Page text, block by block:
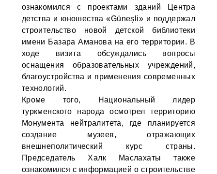
ознакомился с проектами зданий Центра
детства и юношества «Güneşli» и поддержал
строительство новой детской библиотеки
имени Базара Аманова на его территории. В
ходе визита обсуждались вопросы
оснащения образовательных учреждений,
благоустройства и применения современных
технологий.
Кроме того, Национальный лидер
туркменского народа осмотрел территорию
Монумента нейтралитета, где планируется
создание музеев, отражающих
внешнеполитический курс страны.
Председатель Халк Маслахаты также
ознакомился с информацией о строительстве